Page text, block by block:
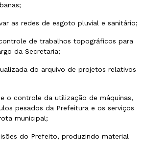
as redes de esgoto pluvial e sanitário;
de trabalhos topográficos para
da Secretaria;
do arquivo de projetos relativos
o controle da utilização de máquinas,
pesados da Prefeitura e os serviços
municipal;
do Prefeito, produzindo material